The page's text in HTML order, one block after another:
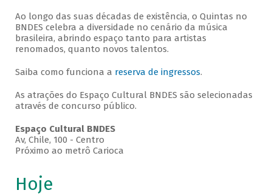
Ao longo das suas décadas de existência, o Quintas no
BNDES celebra a diversidade no cenário da música
brasileira, abrindo espaço tanto para artistas
renomados, quanto novos talentos.
Saiba como funciona a reserva de ingressos.
As atrações do Espaço Cultural BNDES são selecionadas
através de concurso público.
Espaço Cultural BNDES
Av, Chile, 100 - Centro
Próximo ao metrô Carioca
Hoje